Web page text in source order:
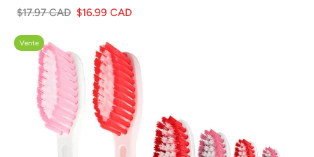
$17.97 CAD $16.99 CAD
Vente